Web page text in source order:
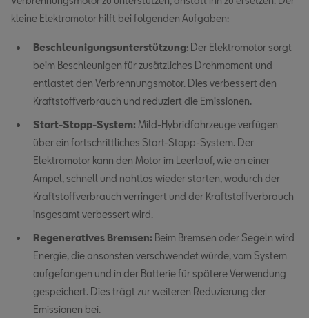
kleine Elektromotor hilft bei folgenden Aufgaben:
Beschleunigungsunterstützung: Der Elektromotor sorgt
beim Beschleunigen für zusätzliches Drehmoment und
entlastet den Verbrennungsmotor. Dies verbessert den
Kraftstoffverbrauch und reduziert die Emissionen.
Start-Stopp-System: Mild-Hybridfahrzeuge verfügen
über ein fortschrittliches Start-Stopp-System. Der
Elektromotor kann den Motor im Leerlauf, wie an einer
Ampel, schnell und nahtlos wieder starten, wodurch der
Kraftstoffverbrauch verringert und der Kraftstoffverbrauch
insgesamt verbessert wird.
Regeneratives Bremsen: Beim Bremsen oder Segeln wird
Energie, die ansonsten verschwendet würde, vom System
aufgefangen und in der Batterie für spätere Verwendung
gespeichert. Dies trägt zur weiteren Reduzierung der
Emissionen bei.